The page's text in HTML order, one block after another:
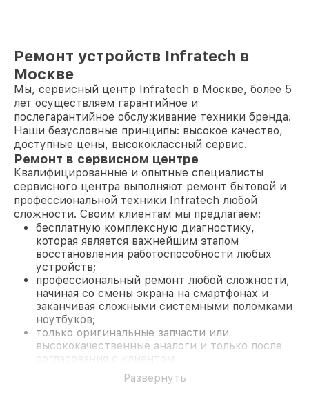
Ремонт устройств Infratech в
Москве
Мы, сервисный центр Infratech в Москве, более 5
лет осуществляем гарантийное и
послегарантийное обслуживание техники бренда.
Наши безусловные принципы: высокое качество,
доступные цены, высококлассный сервис.
Ремонт в сервисном центре
Квалифицированные и опытные специалисты
сервисного центра выполняют ремонт бытовой и
профессиональной техники Infratech любой
сложности. Своим клиентам мы предлагаем:
бесплатную комплексную диагностику,
которая является важнейшим этапом
восстановления работоспособности любых
устройств;
профессиональный ремонт любой сложности,
начиная со смены экрана на смартфонах и
заканчивая сложными системными поломками
ноутбуков;
только оригинальные запчасти или
высококачественные аналоги и только после
согласования с клиентом.
На все работы и замененные комплектующие
предоставляется длительная гарантия. В случае
Развернуть